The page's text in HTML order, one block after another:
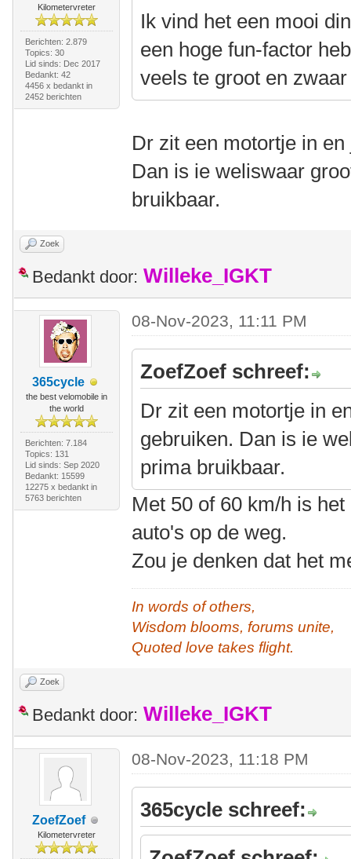
Kilometervreter
Berichten: 2.879
Topics: 30
Lid sinds: Dec 2017
Bedankt: 42
4456 x bedankt in
2452 berichten
Ik vind het een mooi
een hoge fun-factor
veels te groot en
Dr zit een motortje in
Dan is ie weliswaar
bruikbaar.
Zoek
Bedankt door: Willeke_IGKT
365cycle
the best velomobile in
the world
Berichten: 7.184
Topics: 131
Lid sinds: Sep 2020
Bedankt: 15599
12275 x bedankt in
5763 berichten
08-Nov-2023, 11:11 PM
ZoefZoef schreef:
Dr zit een motortje in
gebruiken. Dan is ie
prima bruikbaar.
Met 50 of 60 km/h is
auto's op de weg.
Zou je denken dat het
In words of others,
Wisdom blooms, forums unite,
Quoted love takes flight.
Zoek
Bedankt door: Willeke_IGKT
ZoefZoef
Kilometervreter
08-Nov-2023, 11:18 PM
365cycle schreef: